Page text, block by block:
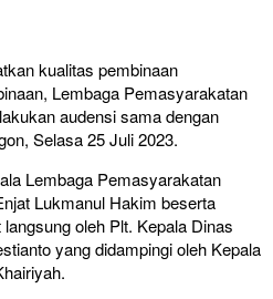
kualitas pembinaan
Lembaga Pemasyarakatan
audensi sama dengan
Selasa 25 Juli 2023.
Lembaga Pemasyarakatan
Lukmanul Hakim beserta
oleh Plt. Kepala Dinas
yang didampingi oleh Kepala